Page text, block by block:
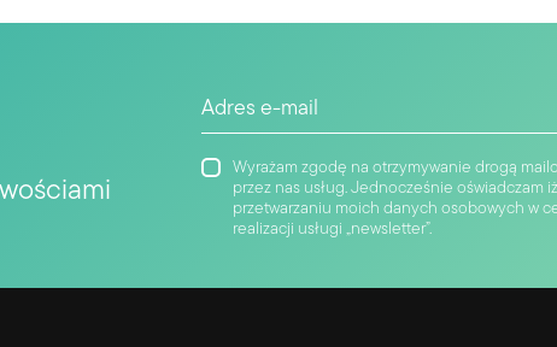
Wyrażam zgodę na otrzymywanie drogą
przez nas usług. Jednocześnie oświadczam
przetwarzaniu moich danych osobowych w
realizacji usługi „newsletter”.